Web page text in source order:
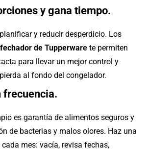
y gana tiempo.
y reducir desperdicio. Los
de Tupperware te permiten
para llevar un mejor control y
al fondo del congelador.
frecuencia.
es garantía de alimentos seguros y
de bacterias y malos olores. Haz una
mes: vacía, revisa fechas,